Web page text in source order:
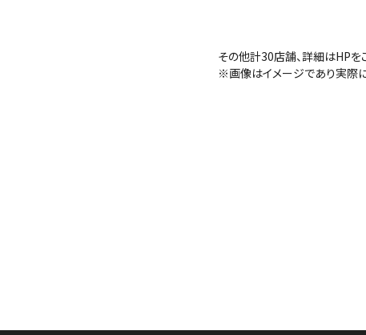
その他計30店舗、詳細はHPを
※画像はイメージであり実際